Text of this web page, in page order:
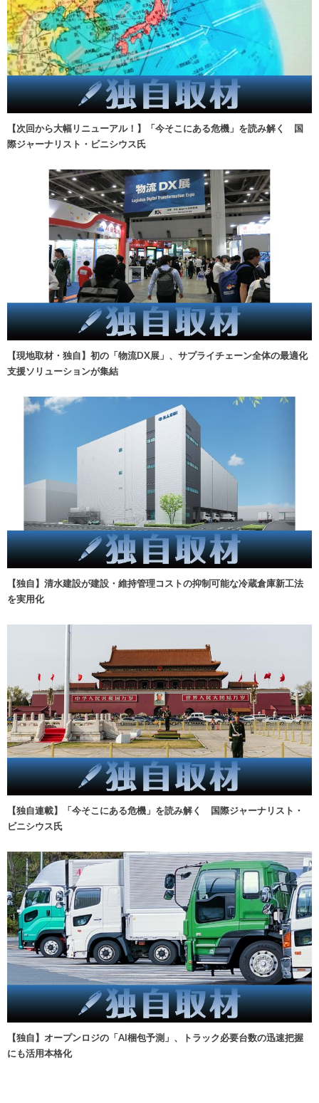
【次回から大幅リニューアル！】「今そこにある危機」を読み解く 国
際ジャーナリスト・ビニシウス氏
【現地取材・独自】初の「物流DX展」、サプライチェーン全体の最適化
支援ソリューションが集結
【独自】清水建設が建設・維持管理コストの抑制可能な冷蔵倉庫新工法
を実用化
【独自連載】「今そこにある危機」を読み解く 国際ジャーナリスト・
ビニシウス氏
【独自】オープンロジの「AI梱包予測」、トラック必要台数の迅速把握
にも活用本格化